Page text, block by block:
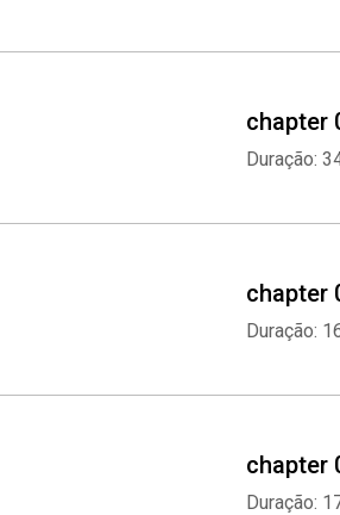
chapter
Duração:
chapter
Duração:
chapter
Duração: